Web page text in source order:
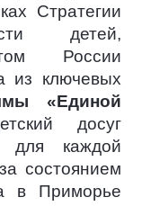
Стратегии
детей,
России
из ключевых
«Единой
досуг
для каждой
состоянием
в Приморье